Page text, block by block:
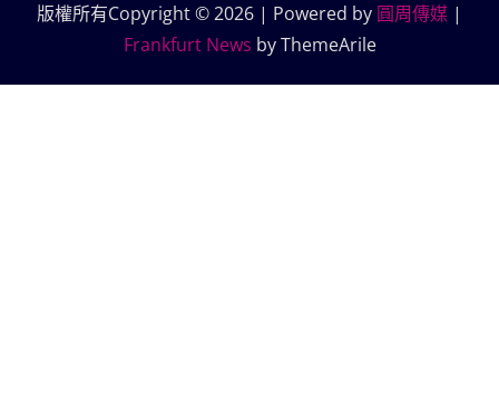
版權所有Copyright © 2026 | Powered by 圓周傳媒 |
Frankfurt News by ThemeArile